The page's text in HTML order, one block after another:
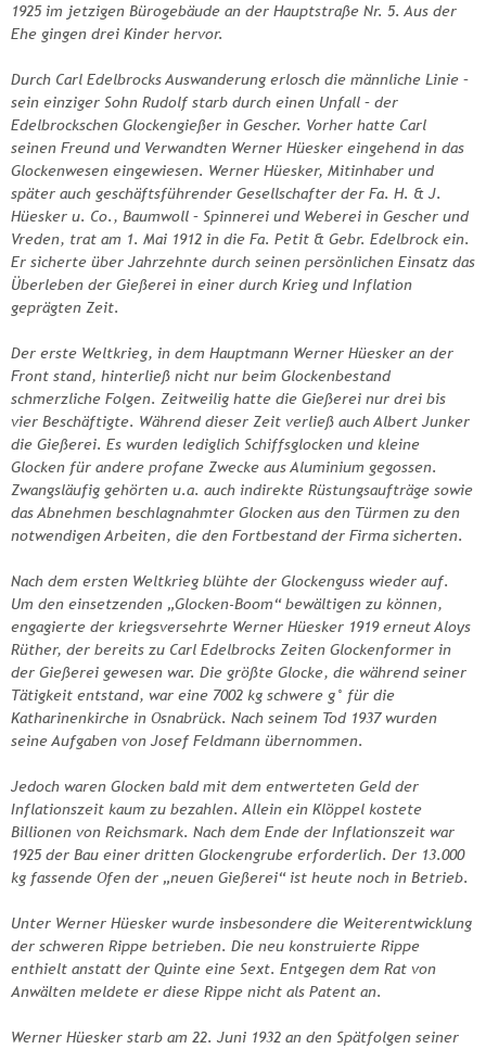
1925 im jetzigen Bürogebäude an der Hauptstraße Nr. 5. Aus der
Ehe gingen drei Kinder hervor.
Durch Carl Edelbrocks Auswanderung erlosch die männliche Linie –
sein einziger Sohn Rudolf starb durch einen Unfall – der
Edelbrockschen Glockengießer in Gescher. Vorher hatte Carl
seinen Freund und Verwandten Werner Hüesker eingehend in das
Glockenwesen eingewiesen. Werner Hüesker, Mitinhaber und
später auch geschäftsführender Gesellschafter der Fa. H. & J.
Hüesker u. Co., Baumwoll – Spinnerei und Weberei in Gescher und
Vreden, trat am 1. Mai 1912 in die Fa. Petit & Gebr. Edelbrock ein.
Er sicherte über Jahrzehnte durch seinen persönlichen Einsatz das
Überleben der Gießerei in einer durch Krieg und Inflation
geprägten Zeit.
Der erste Weltkrieg, in dem Hauptmann Werner Hüesker an der
Front stand, hinterließ nicht nur beim Glockenbestand
schmerzliche Folgen. Zeitweilig hatte die Gießerei nur drei bis
vier Beschäftigte. Während dieser Zeit verließ auch Albert Junker
die Gießerei. Es wurden lediglich Schiffsglocken und kleine
Glocken für andere profane Zwecke aus Aluminium gegossen.
Zwangsläufig gehörten u.a. auch indirekte Rüstungsaufträge sowie
das Abnehmen beschlagnahmter Glocken aus den Türmen zu den
notwendigen Arbeiten, die den Fortbestand der Firma sicherten.
Nach dem ersten Weltkrieg blühte der Glockenguss wieder auf.
Um den einsetzenden „Glocken-Boom“ bewältigen zu können,
engagierte der kriegsversehrte Werner Hüesker 1919 erneut Aloys
Rüther, der bereits zu Carl Edelbrocks Zeiten Glockenformer in
der Gießerei gewesen war. Die größte Glocke, die während seiner
Tätigkeit entstand, war eine 7002 kg schwere g° für die
Katharinenkirche in Osnabrück. Nach seinem Tod 1937 wurden
seine Aufgaben von Josef Feldmann übernommen.
Jedoch waren Glocken bald mit dem entwerteten Geld der
Inflationszeit kaum zu bezahlen. Allein ein Klöppel kostete
Billionen von Reichsmark. Nach dem Ende der Inflationszeit war
1925 der Bau einer dritten Glockengrube erforderlich. Der 13.000
kg fassende Ofen der „neuen Gießerei“ ist heute noch in Betrieb.
Unter Werner Hüesker wurde insbesondere die Weiterentwicklung
der schweren Rippe betrieben. Die neu konstruierte Rippe
enthielt anstatt der Quinte eine Sext. Entgegen dem Rat von
Anwälten meldete er diese Rippe nicht als Patent an.
Werner Hüesker starb am 22. Juni 1932 an den Spätfolgen seiner